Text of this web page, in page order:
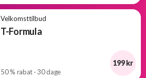
Velkomsttilbud
T-Formula
50 % rabat · 30 dage
199 kr